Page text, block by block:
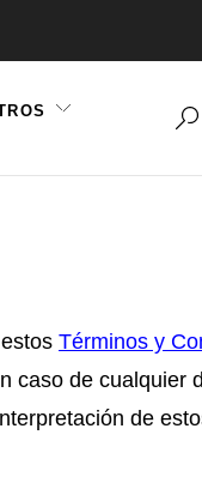
Términos y
caso de cualquier
de